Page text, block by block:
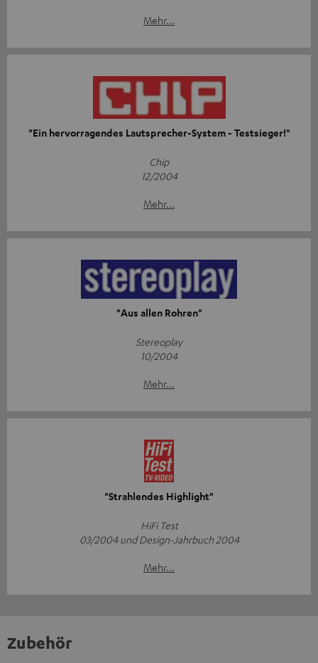
Mehr...
"Ein hervorragendes Lautsprecher-System - Testsieger!"
Chip
12/2004
Mehr...
"Aus allen Rohren"
Stereoplay
10/2004
Mehr...
"Strahlendes Highlight"
HiFi Test
03/2004 und Design-Jahrbuch 2004
Mehr...
Zubehör